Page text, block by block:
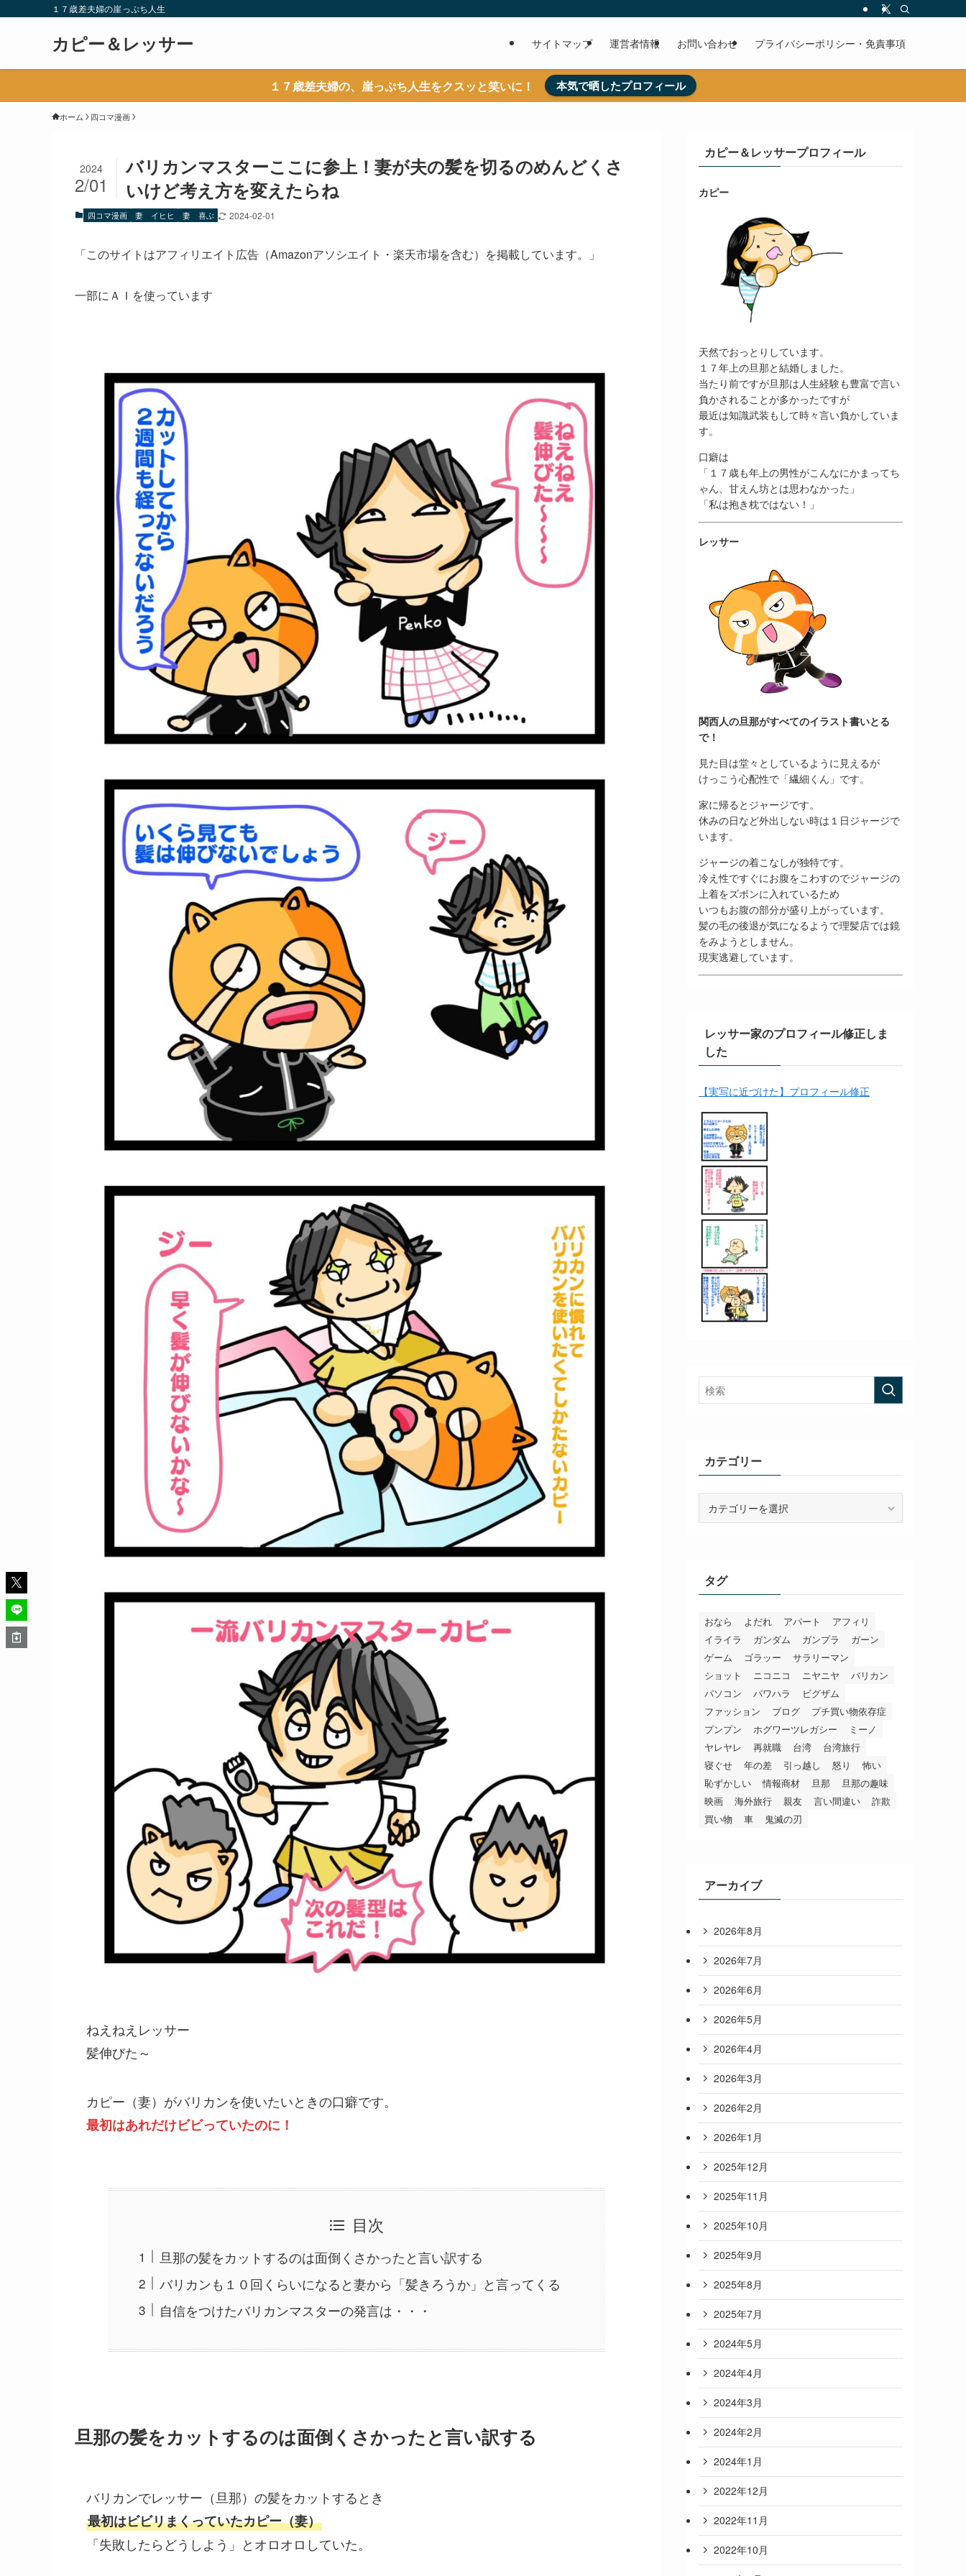
１７歳差夫婦の崖っぷち人生
カピー＆レッサー サイトマップ 運営者情報 お問い合わせ プライバシーポリシー・免責事項
１７歳差夫婦の、崖っぷち人生をクスッと笑いに！ 本気で晒したプロフィール
ホーム 四コマ漫画
バリカンマスターここに参上！妻が夫の髪を切るのめんどくさ
いけど考え方を変えたらね
2024
2/01
四コマ漫画 妻 イヒヒ 妻 喜ぶ 2024-02-01
「このサイトはアフィリエイト広告（Amazonアソシエイト・楽天市場を含む）を掲載しています。」
一部にＡＩを使っています
ねえねえレッサー
髪伸びた～
カピー（妻）がバリカンを使いたいときの口癖です。
最初はあれだけビビっていたのに！
目次
旦那の髪をカットするのは面倒くさかったと言い訳する
バリカンも１０回くらいになると妻から「髪きろうか」と言ってくる
自信をつけたバリカンマスターの発言は・・・
旦那の髪をカットするのは面倒くさかったと言い訳する
バリカンでレッサー（旦那）の髪をカットするとき
最初はビビリまくっていたカピー（妻）
「失敗したらどうしよう」とオロオロしていた。
カピー＆レッサープロフィール
カピー
天然でおっとりしています。
１７年上の旦那と結婚しました。
当たり前ですが旦那は人生経験も豊富で言い
負かされることが多かったですが
最近は知識武装もして時々言い負かしていま
す。
口癖は
「１７歳も年上の男性がこんなにかまってち
ゃん、甘えん坊とは思わなかった」
「私は抱き枕ではない！」
レッサー
関西人の旦那がすべてのイラスト書いとる
で！
見た目は堂々としているように見えるが
けっこう心配性で「繊細くん」です。
家に帰るとジャージです。
休みの日など外出しない時は１日ジャージで
います。
ジャージの着こなしが独特です。
冷え性ですぐにお腹をこわすのでジャージの
上着をズボンに入れているため
いつもお腹の部分が盛り上がっています。
髪の毛の後退が気になるようで理髪店では鏡
をみようとしません。
現実逃避しています。
レッサー家のプロフィール修正しま
した
【実写に近づけた】プロフィール修正
カテゴリー
タグ
おなら よだれ アパート
アフィリ
イライラ
ガンダム ガンプラ
ガーン
ゲーム
ゴラッー
サラリーマン
ショット
ニコニコ ニヤニヤ
バリカン
パソコン
パワハラ
ビグザム
ファッション
ブログ
プチ買い物依存症
プンプン
ホグワーツレガシー
ミーノ
ヤレヤレ
再就職 台湾
台湾旅行
寝ぐせ
年の差 引っ越し 怒り
怖い
恥ずかしい
情報商材 旦那
旦那の趣味
映画
海外旅行 親友 言い間違い
詐欺
買い物
車 鬼滅の刃
アーカイブ
2026年8月
2026年7月
2026年6月
2026年5月
2026年4月
2026年3月
2026年2月
2026年1月
2025年12月
2025年11月
2025年10月
2025年9月
2025年8月
2025年7月
2024年5月
2024年4月
2024年3月
2024年2月
2024年1月
2022年12月
2022年11月
2022年10月